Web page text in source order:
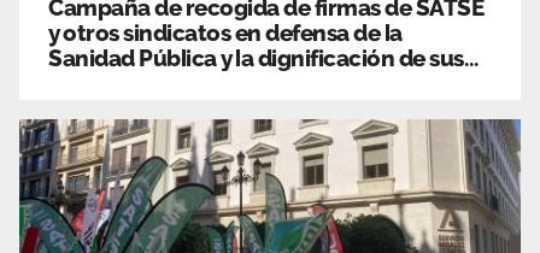
Campaña de recogida de firmas de SATSE
y otros sindicatos en defensa de la
Sanidad Pública y la dignificación de sus